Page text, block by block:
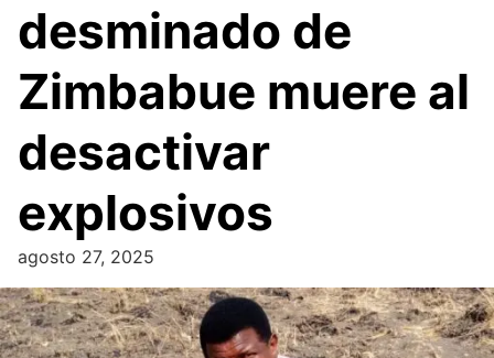
desminado de
Zimbabue muere al
desactivar
explosivos
agosto 27, 2025